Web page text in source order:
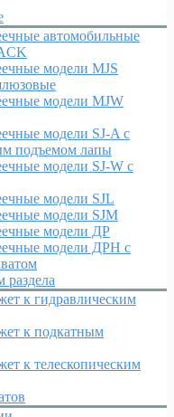
автомобильные
модели MJS
модели MJW
модели SJ-A с
подъемом лапы
модели SJ-W c
модели SJL
модели SJM
модели ДР
модели ДРН с
раздела
к гидравлическим
к подкатным
к телескопическим